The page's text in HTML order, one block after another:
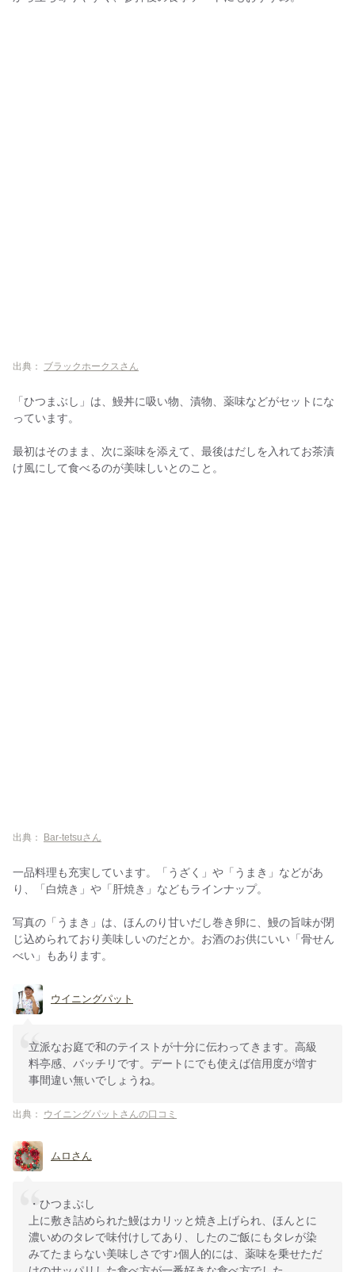
出典： ブラックホークスさん
「ひつまぶし」は、鰻丼に吸い物、漬物、薬味などがセットにな
っています。
最初はそのまま、次に薬味を添えて、最後はだしを入れてお茶漬
け風にして食べるのが美味しいとのこと。
出典： Bar-tetsuさん
一品料理も充実しています。「うざく」や「うまき」などがあ
り、「白焼き」や「肝焼き」などもラインナップ。
写真の「うまき」は、ほんのり甘いだし巻き卵に、鰻の旨味が閉
じ込められており美味しいのだとか。お酒のお供にいい「骨せん
べい」もあります。
ウイニングパット
立派なお庭で和のテイストが十分に伝わってきます。高級
料亭感、バッチリです。デートにでも使えば信用度が増す
事間違い無いでしょうね。
出典： ウイニングパットさんの口コミ
ムロさん
・ひつまぶし
上に敷き詰められた鰻はカリッと焼き上げられ、ほんとに
濃いめのタレで味付けしてあり、したのご飯にもタレが染
みてたまらない美味しさです♪個人的には、薬味を乗せただ